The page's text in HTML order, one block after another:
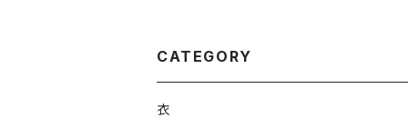
CATEGORY
衣